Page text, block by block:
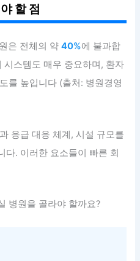
할 점
은 전체의 약40%에 불과합
시스템도 매우 중요하며, 환자
를 높입니다 (출처: 병원경영
응급 대응 체계, 시설 규모를
다. 이러한 요소들이 빠른 회
병원을 골라야 할까요?